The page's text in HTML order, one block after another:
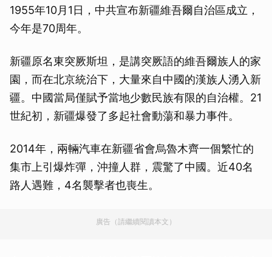
1955年10月1日，中共宣布新疆維吾爾自治區成立，
今年是70周年。
新疆原名東突厥斯坦，是講突厥語的維吾爾族人的家
園，而在北京統治下，大量來自中國的漢族人湧入新
疆。中國當局僅賦予當地少數民族有限的自治權。21
世紀初，新疆爆發了多起社會動蕩和暴力事件。
2014年，兩輛汽車在新疆省會烏魯木齊一個繁忙的
集市上引爆炸彈，沖撞人群，震驚了中國。近40名
路人遇難，4名襲擊者也喪生。
廣告（請繼續閱讀本文）